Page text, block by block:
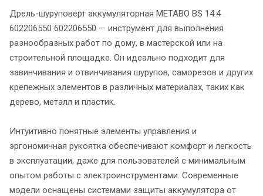
Дрель-шуруповерт аккумуляторная METABO BS 14.4
602206550 602206550 — инструмент для выполнения
разнообразных работ по дому, в мастерской или на
строительной площадке. Он идеально подходит для
завинчивания и отвинчивания шурупов, саморезов и других
крепежных элементов в различных материалах, таких как
дерево, металл и пластик.
Интуитивно понятные элементы управления и
эргономичная рукоятка обеспечивают комфорт и легкость
в эксплуатации, даже для пользователей с минимальным
опытом работы с электроинструментами. Современные
модели оснащены системами защиты аккумулятора от